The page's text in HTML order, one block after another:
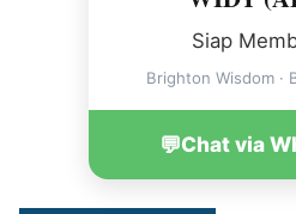
Siap
Brighton Wisdom ·
💬Chat via